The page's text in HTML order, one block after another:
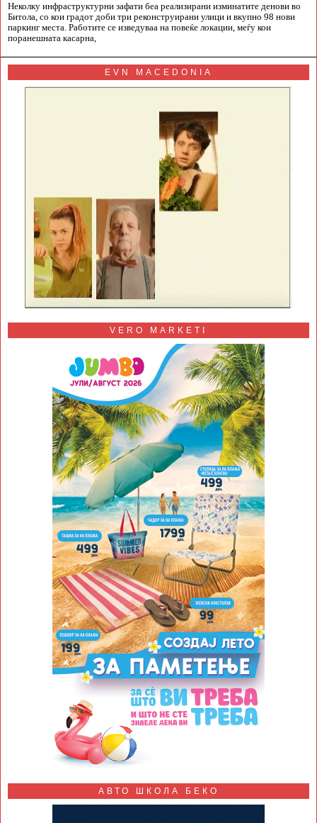
Неколку инфраструктурни зафати беа реализирани изминатите денови во
Битола, со кои градот доби три реконструирани улици и вкупно 98 нови
паркинг места. Работите се изведуваа на повеќе локации, меѓу кои
поранешната касарна,
EVN MACEDONIA
VERO MARKETI
АВТО ШКОЛА БЕКО